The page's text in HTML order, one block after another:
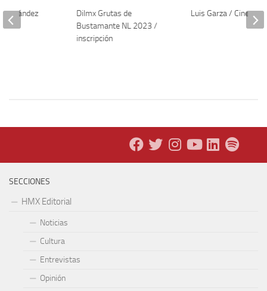
Dilmx Grutas de
Bustamante NL 2023 /
inscripción
Luis Garza / Cineasta
SECCIONES
HMX Editorial
Noticias
Cultura
Entrevistas
Opinión